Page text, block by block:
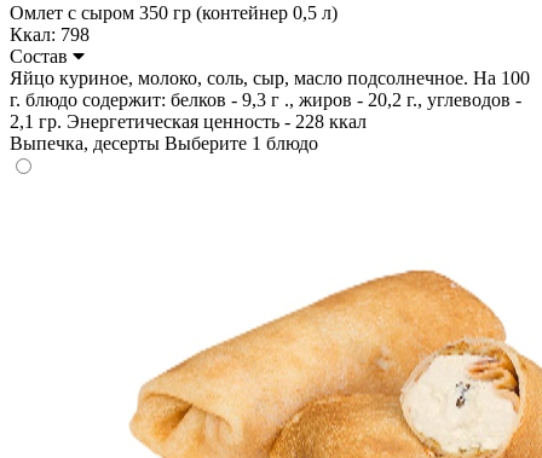
Омлет с сыром 350 гр (контейнер 0,5 л)
Ккал: 798
Состав
Яйцо куриное, молоко, соль, сыр, масло подсолнечное. На 100
г. блюдо содержит: белков - 9,3 г ., жиров - 20,2 г., углеводов -
2,1 гр. Энергетическая ценность - 228 ккал
Выпечка, десерты Выберите 1 блюдо